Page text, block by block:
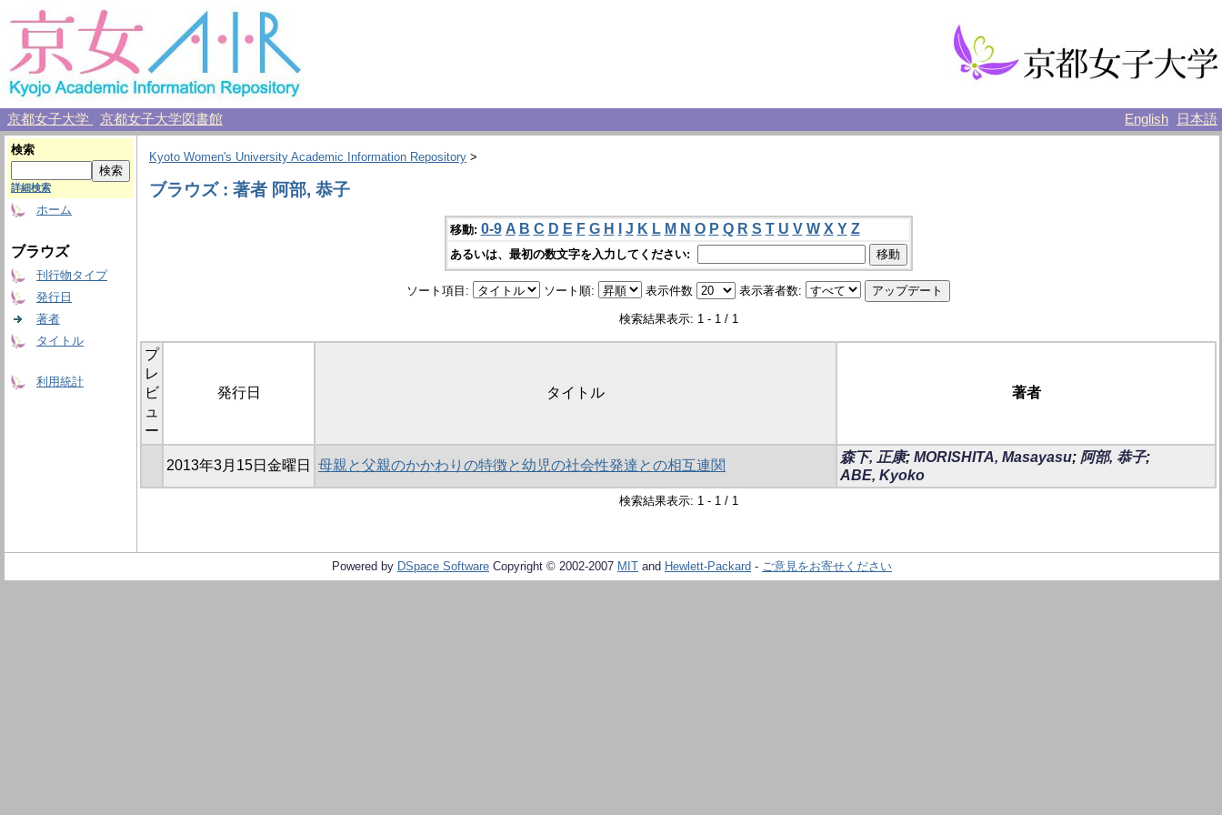
京都女子大学 京都女子大学図書館 English 日本語
検索
詳細検索
ホーム
ブラウズ
刊行物タイプ
発行日
著者
タイトル
利用統計
Kyoto Women's University Academic Information Repository >
ブラウズ : 著者 阿部, 恭子
移動: 0-9 A B C D E F G H J K L M N O P Q R S T U V W X Y Z
あるいは、最初の数文字を入力してください:
ソート項目: ソート順: 表示件数 表示著者数:
検索結果表示: 1 - 1 / 1
プ
レ
ビ
ュ
ー
発行日 タイトル 著者
2013年3月15日金曜日 母親と父親のかかわりの特徴と幼児の社会性発達との相互連関
森下, 正康; MORISHITA, Masayasu; 阿部, 恭子;
ABE, Kyoko
検索結果表示: 1 - 1 / 1
Powered by DSpace Software Copyright © 2002-2007 MIT and Hewlett-Packard - ご意見をお寄せください